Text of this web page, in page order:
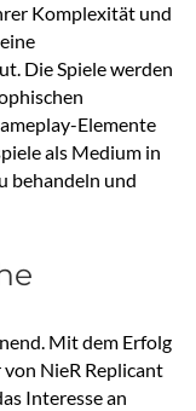
Komplexität und
Die Spiele werden
Elemente
als Medium in
behandeln und
Mit dem Erfolg
NieR Replicant
Interesse an